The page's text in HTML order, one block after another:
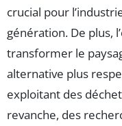
crucial pour
génération. De plus,
transformer le
alternative plus
exploitant des
revanche, des